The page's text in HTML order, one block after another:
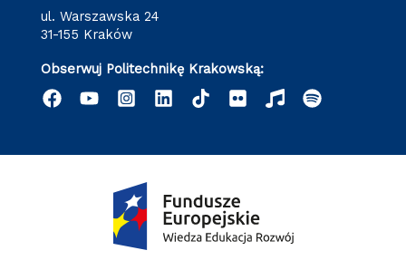
ul. Warszawska 24
31-155 Kraków
Obserwuj Politechnikę Krakowską: